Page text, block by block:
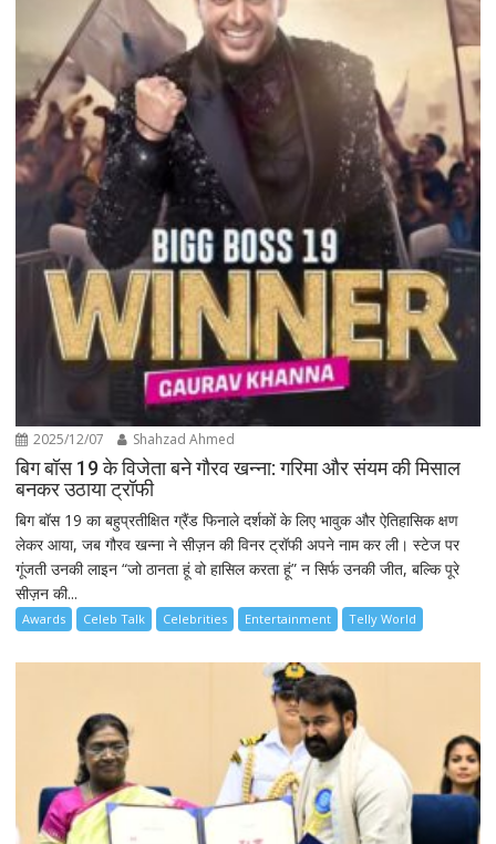
2025/12/07 Shahzad Ahmed
बिग बॉस 19 के विजेता बने गौरव खन्ना: गरिमा और संयम की मिसाल
बनकर उठाया ट्रॉफी
बिग बॉस 19 का बहुप्रतीक्षित ग्रैंड फिनाले दर्शकों के लिए भावुक और ऐतिहासिक क्षण
लेकर आया, जब गौरव खन्ना ने सीज़न की विनर ट्रॉफी अपने नाम कर ली। स्टेज पर
गूंजती उनकी लाइन “जो ठानता हूं वो हासिल करता हूं” न सिर्फ उनकी जीत, बल्कि पूरे
सीज़न की...
Awards Celeb Talk Celebrities Entertainment Telly World